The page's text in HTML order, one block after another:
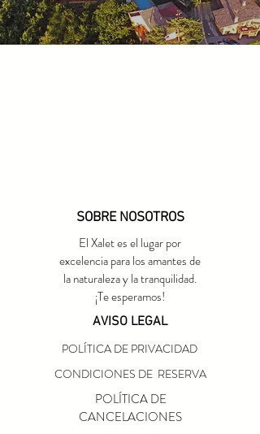
SOBRE NOSOTROS
El Xalet es el lugar por
excelencia para los amantes de
la naturaleza y la tranquilidad.
¡Te esperamos!
AVISO LEGAL
POLÍTICA DE PRIVACIDAD
CONDICIONES DE RESERVA
POLÍTICA DE
CANCELACIONES